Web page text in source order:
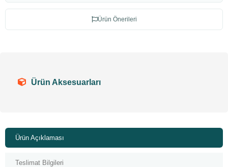
Ürün Önerileri
Ürün Aksesuarları
Ürün Açıklaması
Teslimat Bilgileri